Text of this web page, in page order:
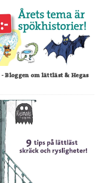
- Bloggen om lättläst & Hegas